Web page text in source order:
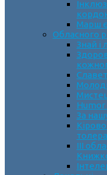
Марш
Обласного
Знай і
Humor
За
ІII